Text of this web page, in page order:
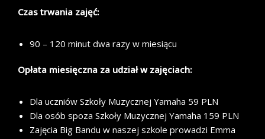
Czas trwania zajęć:
90 – 120 minut dwa razy w miesiącu
Opłata miesięczna za udział w zajęciach:
Dla uczniów Szkoły Muzycznej Yamaha 59 PLN
Dla osób spoza Szkoły Muzycznej Yamaha 159 PLN
Zajęcia Big Bandu w naszej szkole prowadzi Emma